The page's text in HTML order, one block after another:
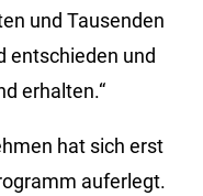
und Tausenden
entschieden und
erhalten.“
hat sich erst
auferlegt.